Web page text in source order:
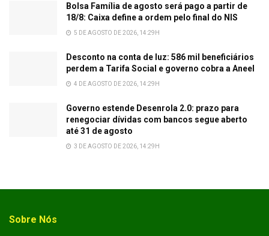
Bolsa Família de agosto será pago a partir de
18/8: Caixa define a ordem pelo final do NIS
5 DE AGOSTO DE 2026, 14:29H
Desconto na conta de luz: 586 mil beneficiários
perdem a Tarifa Social e governo cobra a Aneel
4 DE AGOSTO DE 2026, 14:29H
Governo estende Desenrola 2.0: prazo para
renegociar dívidas com bancos segue aberto
até 31 de agosto
3 DE AGOSTO DE 2026, 14:29H
Sobre Nós